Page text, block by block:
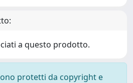
a questo prodotto.
protetti da copyright e